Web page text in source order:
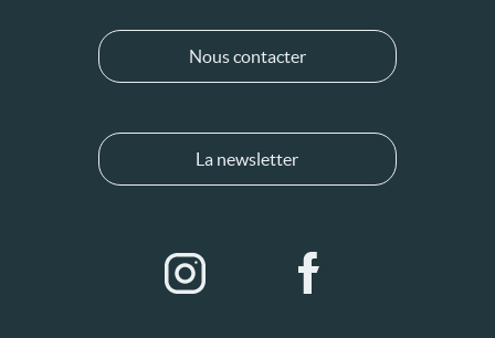
Nous contacter
La newsletter